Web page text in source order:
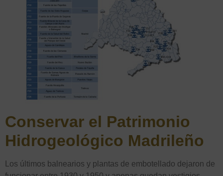
Conservar el Patrimonio
Hidrogeológico Madrileño
Los últimos balnearios y plantas de embotellado dejaron de